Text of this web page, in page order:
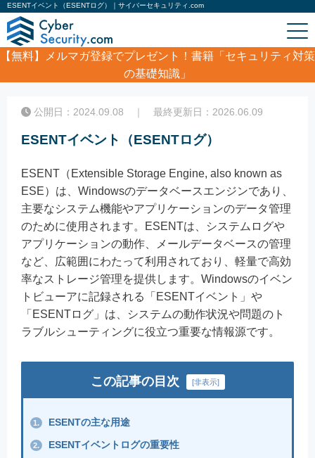
ESENTイベント（ESENTログ）｜サイバーセキュリティ.com
【無料】
メルマガ登録でプレゼント！書籍「セキュリティ対策
の基礎知識」
ESENTイベント（ESENTログ）
公開日：2024.09.08 ｜ 最終更新日：2026.06.09
ESENTイベント（ESENTログ）
ESENT（Extensible Storage Engine, also known as
ESE）は、Windowsのデータベースエンジンであり、
主要なシステム機能やアプリケーションのデータ管理
のために使用されます。ESENTは、システムログや
アプリケーションの動作、メールデータベースの管理
など、広範囲にわたって利用されており、軽量で高効
率なストレージ管理を提供します。Windowsのイベン
トビューアに記録される「ESENTイベント」や
「ESENTログ」は、システムの動作状況や問題のト
ラブルシューティングに役立つ重要な情報源です。
この記事の目次 [非表示]
1. ESENTの主な用途
2. ESENTイベントログの重要性